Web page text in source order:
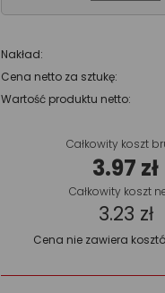
Nakład:
Cena netto za sztukę:
Wartość produktu netto:
Całkowity koszt
3.97 zł
Całkowity koszt
3.23 zł
Cena nie zawiera